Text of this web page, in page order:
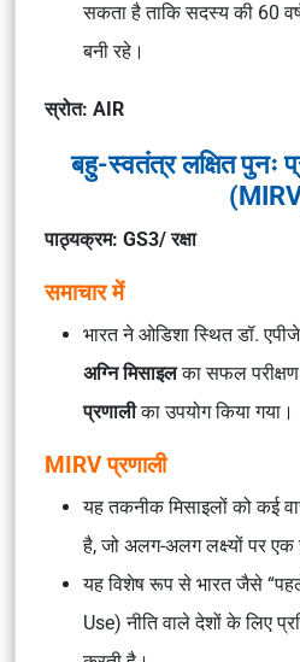
सकता है ताकि सदस्य की 60
बनी रहे।
स्रोत: AIR
बहु-स्वतंत्र लक्षित पुनः
पाठ्यक्रम: GS3/ रक्षा
समाचार में
भारत ने ओडिशा स्थित डॉ.
अग्नि मिसाइलका सफल
प्रणालीका उपयोग किया गया।
MIRV प्रणाली
यह तकनीक मिसाइलों को कई
है, जो अलग-अलग लक्ष्यों पर
यह विशेष रूप से भारत जैसे
Use) नीति वाले देशों के लिए